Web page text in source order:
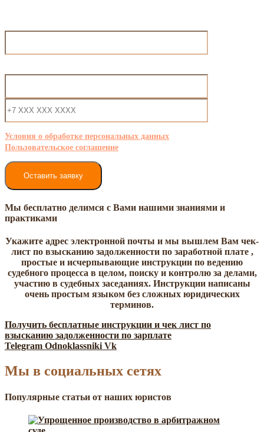
Условия о обработке персональных данных
Пользовательское соглашение
Мы бесплатно делимся с Вами нашими знаниями и
практиками
Укажите адрес электронной почты и мы вышлем Вам чек-
лист по взысканию задолженности по заработной плате ,
простые и исчерпывающие инструкции по ведению
судебного процесса в целом, поиску и контролю за делами,
участию в судебных заседаниях. Инструкции написаны
очень простым языком без сложных юридических
терминов.
Получить бесплатные инструкции и чек лист по
взысканию задолженности по зарплате
Telegram Odnoklassniki Vk
Мы в социальных сетях
Популярные статьи от наших юристов